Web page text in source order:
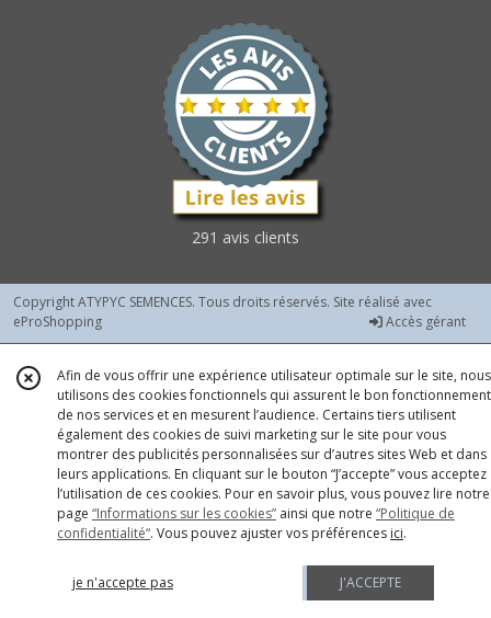
à
Ecosser
et
Autres
Haricots
à
Rames
Fin
(5)
Nains
291 avis clients
Copyright ATYPYC SEMENCES. Tous droits réservés. Site réalisé avec
eProShopping
Accès gérant
Afin de vous offrir une expérience utilisateur optimale sur le site, nous
utilisons des cookies fonctionnels qui assurent le bon fonctionnement
de nos services et en mesurent l’audience. Certains tiers utilisent
également des cookies de suivi marketing sur le site pour vous
montrer des publicités personnalisées sur d’autres sites Web et dans
leurs applications. En cliquant sur le bouton “J’accepte” vous acceptez
l’utilisation de ces cookies. Pour en savoir plus, vous pouvez lire notre
page “Informations sur les cookies” ainsi que notre “Politique de
confidentialité“. Vous pouvez ajuster vos préférences ici.
je n'accepte pas J'ACCEPTE